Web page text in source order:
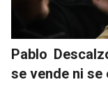
Pablo
se vende ni se